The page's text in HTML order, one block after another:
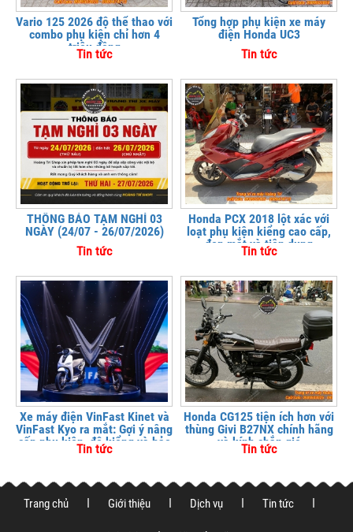
Vario 125 2026 độ thể thao với
combo phụ kiện chỉ hơn 4
triệu đồng
Tin tức
Tổng hợp phụ kiện xe máy
điện Honda UC3
Tin tức
THÔNG BÁO TẠM NGHỈ 03
NGÀY (24/07 - 26/07/2026)
Tin tức
Honda PCX 2018 lột xác với
loạt phụ kiện kiểng cao cấp,
đẹp mắt và tiện dụng
Tin tức
Xe máy điện VinFast Kinet và
VinFast Kyo ra mắt: Gợi ý nâng
cấp phụ kiện, độ kiểng và bảo
vệ xe tại
Tin tức
Honda CG125 tiện ích hơn với
thùng Givi B27NX chính hãng
và kính chắn gió
Tin tức
Trang chủ Giới thiệu Dịch vụ Tin tức